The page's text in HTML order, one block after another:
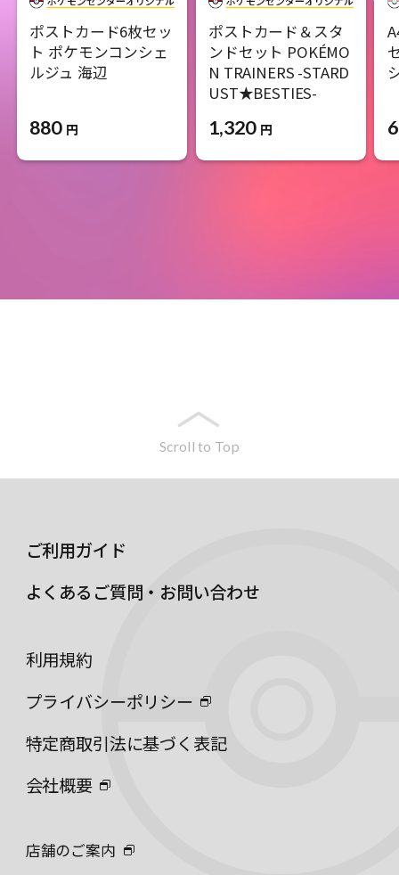
ポストカード6枚セッ
ト ポケモンコンシェ
ルジュ 海辺
880 円
ポストカード＆スタ
ンドセット POKÉMO
N TRAINERS -STARD
UST★BESTIES-
1,320 円
Scroll to Top
ご利用ガイド
よくあるご質問・お問い合わせ
利用規約
プライバシーポリシー
特定商取引法に基づく表記
会社概要
店舗のご案内